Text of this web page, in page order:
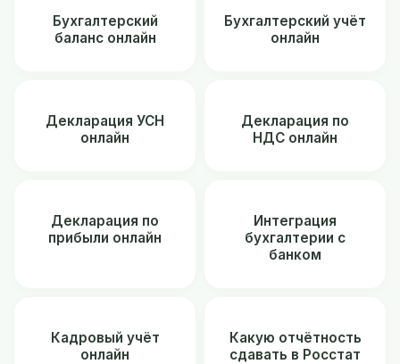
Бухгалтерский
баланс онлайн
Бухгалтерский учёт
онлайн
Декларация УСН
онлайн
Декларация по
НДС онлайн
Декларация по
прибыли онлайн
Интеграция
бухгалтерии с
банком
Кадровый учёт
онлайн
Какую отчётность
сдавать в Росстат